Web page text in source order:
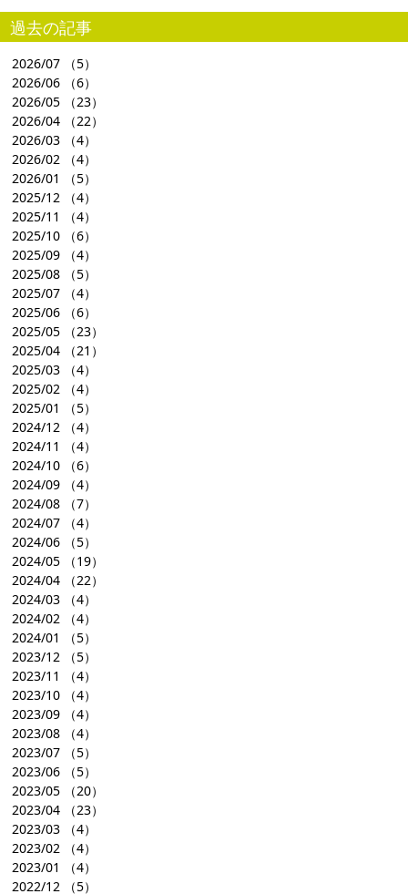
過去の記事
2026/07 （5）
2026/06 （6）
2026/05 （23）
2026/04 （22）
2026/03 （4）
2026/02 （4）
2026/01
（5）
2025/12 （4）
2025/11
（4）
2025/10 （6）
2025/09 （4）
2025/08 （5）
2025/07 （4）
2025/06 （6）
2025/05 （23）
2025/04 （21）
2025/03 （4）
2025/02 （4）
2025/01
（5）
2024/12 （4）
2024/11
（4）
2024/10 （6）
2024/09 （4）
2024/08 （7）
2024/07 （4）
2024/06 （5）
2024/05 （19）
2024/04 （22）
2024/03 （4）
2024/02 （4）
2024/01
（5）
2023/12 （5）
2023/11
（4）
2023/10 （4）
2023/09 （4）
2023/08 （4）
2023/07 （5）
2023/06 （5）
2023/05 （20）
2023/04 （23）
2023/03 （4）
2023/02 （4）
2023/01
（4）
2022/12 （5）